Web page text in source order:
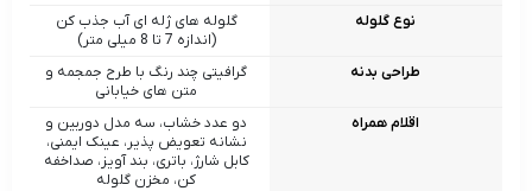
نوع گلوله
گلوله‌ های ژله‌ ای آب‌ جذب‌ کن
(اندازه 7 تا 8 میلی‌ متر)
طراحی بدنه
گرافیتی چند رنگ با طرح جمجمه و
متن‌ های خیابانی
اقلام همراه
دو عدد خشاب، سه مدل دوربین و
نشانه تعویض‌ پذیر، عینک ایمنی،
کابل شارژ، باتری، بند آویز، صداخفه‌
کن، مخزن گلوله